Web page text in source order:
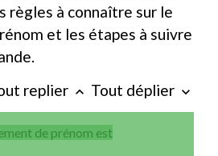
règles à connaître sur le
et les étapes à suivre
replier keyboard_arrow_up Tout déplier keyboard_arrow_down
de prénom est